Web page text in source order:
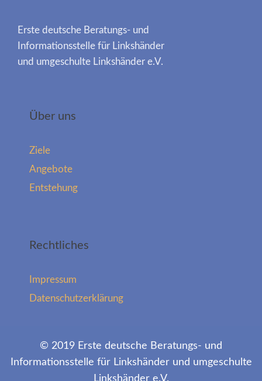
Erste deutsche Beratungs- und
Informationsstelle für Linkshänder
und umgeschulte Linkshänder e.V.
Über uns
Ziele
Angebote
Entstehung
Rechtliches
Impressum
Datenschutzerklärung
© 2019 Erste deutsche Beratungs- und
Informationsstelle für Linkshänder und umgeschulte
Linkshänder e.V.